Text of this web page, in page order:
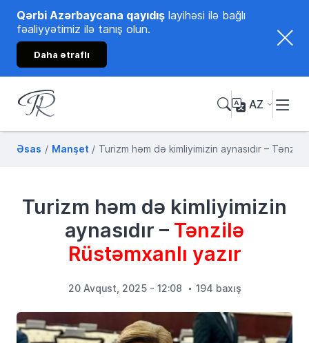
Qərbi Azərbaycana qayıdış layihəsi ilə bağlı
fəaliyyətimiz ilə tanış olun.
Daha ətraflı
Tənzilə Rüstəmxanlı
AZ
Əsas Manşet Turizm həm də kimliyimizin aynasıdır – Tənzilə
Turizm həm də kimliyimizin
aynasıdır –Tənzilə
Rüstəmxanlı yazır
20 Avqust, 2025 - 12:08 194 baxış